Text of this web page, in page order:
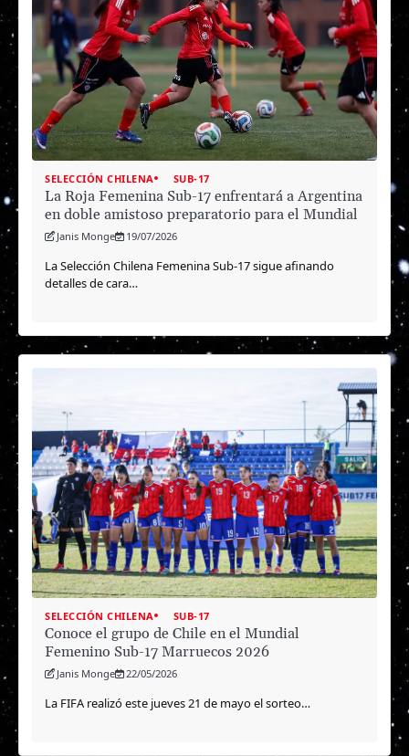
SELECCIÓN CHILENA SUB-17
La Roja Femenina Sub-17 enfrentará a Argentina
en doble amistoso preparatorio para el Mundial
Janis Monge 19/07/2026
La Selección Chilena Femenina Sub-17 sigue afinando
detalles de cara…
SELECCIÓN CHILENA SUB-17
Conoce el grupo de Chile en el Mundial
Femenino Sub-17 Marruecos 2026
Janis Monge 22/05/2026
La FIFA realizó este jueves 21 de mayo el sorteo…